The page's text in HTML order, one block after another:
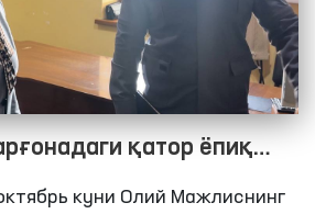
ўрганиш юзасидан
амалга оширилди.
қатор ёпиқ
инсон ҳуқуқлари
куни Олий Мажлиснинг